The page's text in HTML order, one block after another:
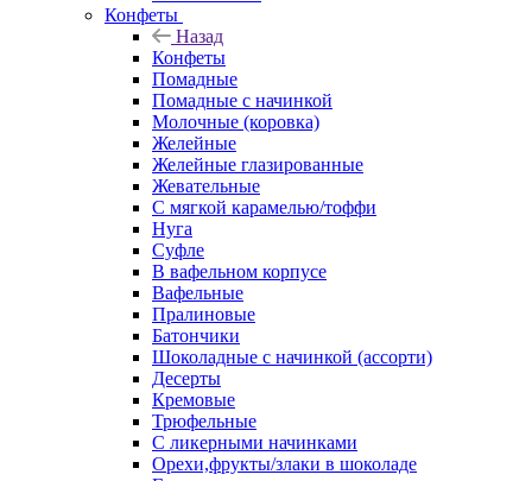
Конфеты
Назад
Конфеты
Помадные
Помадные с начинкой
Молочные (коровка)
Желейные
Желейные глазированные
Жевательные
С мягкой карамелью/тоффи
Нуга
Суфле
В вафельном корпусе
Вафельные
Пралиновые
Батончики
Шоколадные с начинкой (ассорти)
Десерты
Кремовые
Трюфельные
С ликерными начинками
Орехи,фрукты/злаки в шоколаде